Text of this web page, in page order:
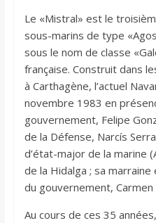
Le «Mistral» est le
sous-marins de type
sous le nom de classe
française. Construit dans
à Carthagène, l’actuel
novembre 1983 en
gouvernement, Felipe
de la Défense, Narcís
d’état-major de la marine
de la Hidalga ; sa
du gouvernement,
Au cours de ces 35